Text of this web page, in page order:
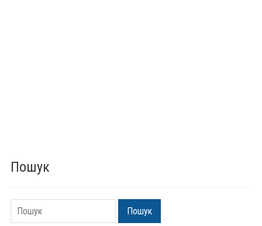
Пошук
Пошук Пошук